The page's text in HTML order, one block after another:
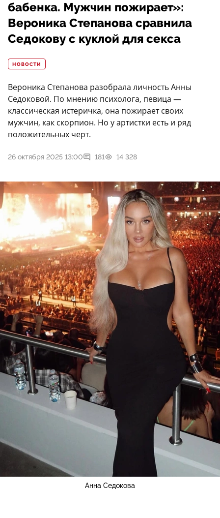
бабенка. Мужчин пожирает»:
Вероника Степанова сравнила
Седокову с куклой для секса
НОВОСТИ
Вероника Степанова разобрала личность Анны
Седоковой. По мнению психолога, певица —
классическая истеричка, она пожирает своих
мужчин, как скорпион. Но у артистки есть и ряд
положительных черт.
26 октября 2025 13:00 181 14 328
Анна Седокова